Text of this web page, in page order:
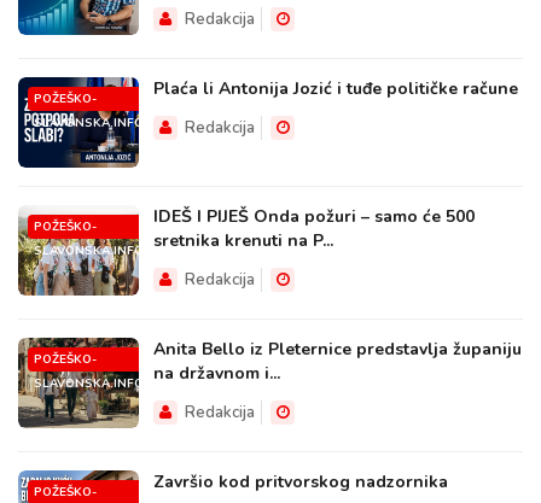
Redakcija
POŽEŠKO-
SLAVONSKA.INFO
Plaća li Antonija Jozić i tuđe političke račune
Redakcija
POŽEŠKO-
SLAVONSKA.INFO
IDEŠ I PIJEŠ Onda požuri – samo će 500
sretnika krenuti na P...
Redakcija
POŽEŠKO-
SLAVONSKA.INFO
Anita Bello iz Pleternice predstavlja županiju
na državnom i...
Redakcija
POŽEŠKO-
Završio kod pritvorskog nadzornika